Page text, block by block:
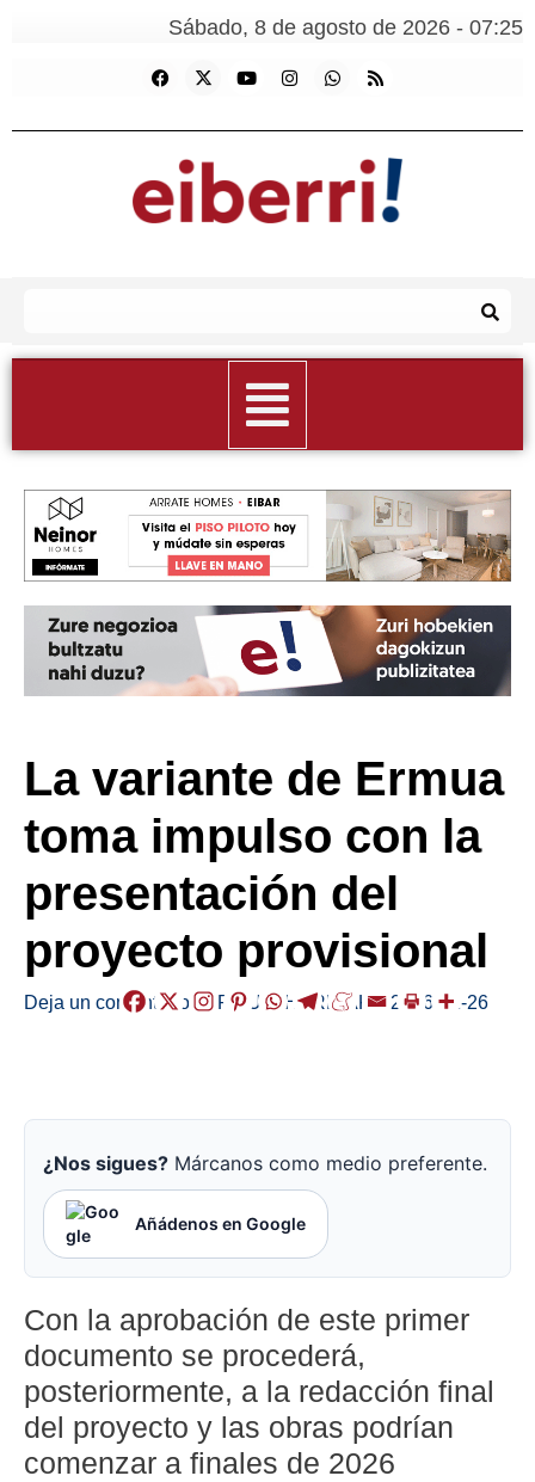
Sábado, 8 de agosto de 2026 - 07:25
La variante de Ermua
toma impulso con la
presentación del
proyecto provisional
Deja un comentario /ERMUA, HERRIAK,/ 2026-01-26
¿Nos sigues? Márcanos como medio preferente.
Añádenos en Google
Con la aprobación de este primer
documento se procederá,
posteriormente, a la redacción final
del proyecto y las obras podrían
comenzar a finales de 2026